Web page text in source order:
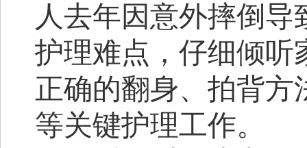
人去年因意外摔倒
护理难点，仔细倾听
正确的翻身、拍背方
等关键护理工作。